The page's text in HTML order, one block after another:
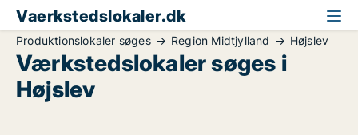
Vaerkstedslokaler.dk
Produktionslokaler søges Region Midtjylland Højslev
Værkstedslokaler søges i
Højslev